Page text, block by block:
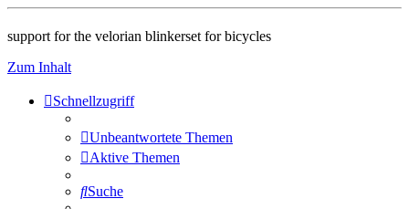
support for the velorian blinkerset for bicycles
Zum Inhalt
Schnellzugriff
Unbeantwortete Themen
Aktive Themen
Suche